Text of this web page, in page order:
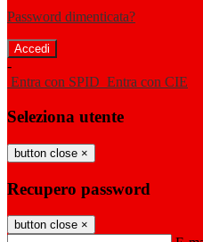
Password dimenticata?
-
Entra con SPID Entra con CIE
Seleziona utente
button close ×
Recupero password
button close ×